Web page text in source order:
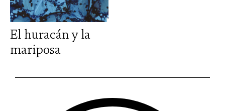
El huracán y la
mariposa